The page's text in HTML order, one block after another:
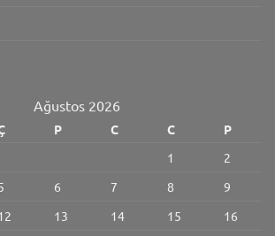
Ağustos 2026
P C C
P
1
2
6 7 8
9
13 14 15
16